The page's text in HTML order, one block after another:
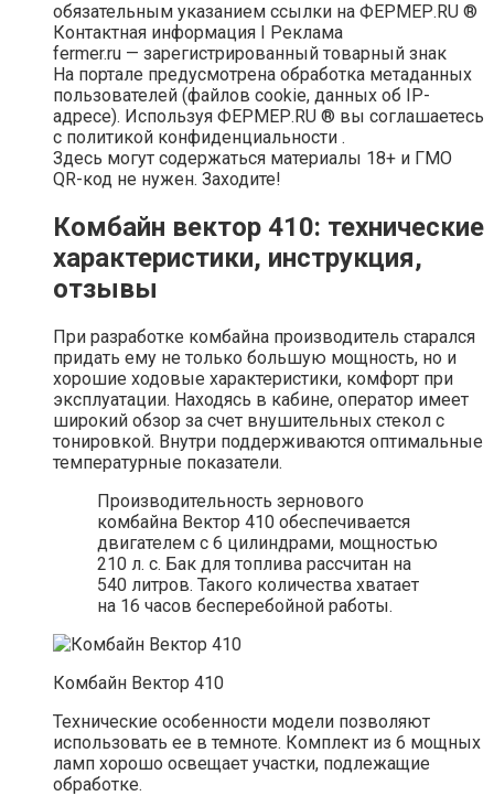
обязательным указанием ссылки на ФЕРМЕР.RU ®
Контактная информация I Реклама
fermer.ru — зарегистрированный товарный знак
На портале предусмотрена обработка метаданных
пользователей (файлов cookie, данных об IP-
адресе). Используя ФЕРМЕР.RU ® вы соглашаетесь
с политикой конфиденциальности .
Здесь могут содержаться материалы 18+ и ГМО
QR-код не нужен. Заходите!
Комбайн вектор 410: технические
характеристики, инструкция,
отзывы
При разработке комбайна производитель старался
придать ему не только большую мощность, но и
хорошие ходовые характеристики, комфорт при
эксплуатации. Находясь в кабине, оператор имеет
широкий обзор за счет внушительных стекол с
тонировкой. Внутри поддерживаются оптимальные
температурные показатели.
Производительность зернового
комбайна Вектор 410 обеспечивается
двигателем с 6 цилиндрами, мощностью
210 л. с. Бак для топлива рассчитан на
540 литров. Такого количества хватает
на 16 часов бесперебойной работы.
Комбайн Вектор 410
Технические особенности модели позволяют
использовать ее в темноте. Комплект из 6 мощных
ламп хорошо освещает участки, подлежащие
обработке.